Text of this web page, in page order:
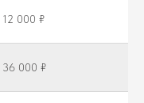
12 000 ₽
36 000 ₽